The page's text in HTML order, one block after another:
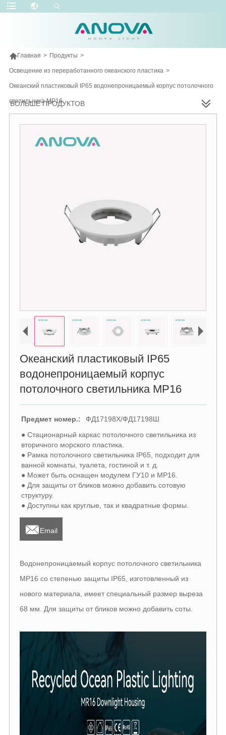
Главная > Продукты >
Освещение из переработанного океанского пластика >
Океанский пластиковый IP65 водонепроницаемый корпус потолочного
светильника МР16
БОЛЬШЕ ПРОДУКТОВ
Океанский пластиковый IP65
водонепроницаемый корпус
потолочного светильника МР16
Предмет номер.:
ФД17198Х/ФД17198Ш
● Стационарный каркас потолочного светильника из
вторичного морского пластика.
● Рамка потолочного светильника IP65, подходит для
ванной комнаты, туалета, гостиной и т. д.
● Может быть оснащен модулем ГУ10 и МР16.
● Для защиты от бликов можно добавить сотовую
структуру.
● Доступны как круглые, так и квадратные формы.
Email
Водонепроницаемый корпус потолочного светильника
МР16 со степенью защиты IP65, изготовленный из
нового материала, имеет специальный размер выреза
68 мм. Для защиты от бликов можно добавить соты.